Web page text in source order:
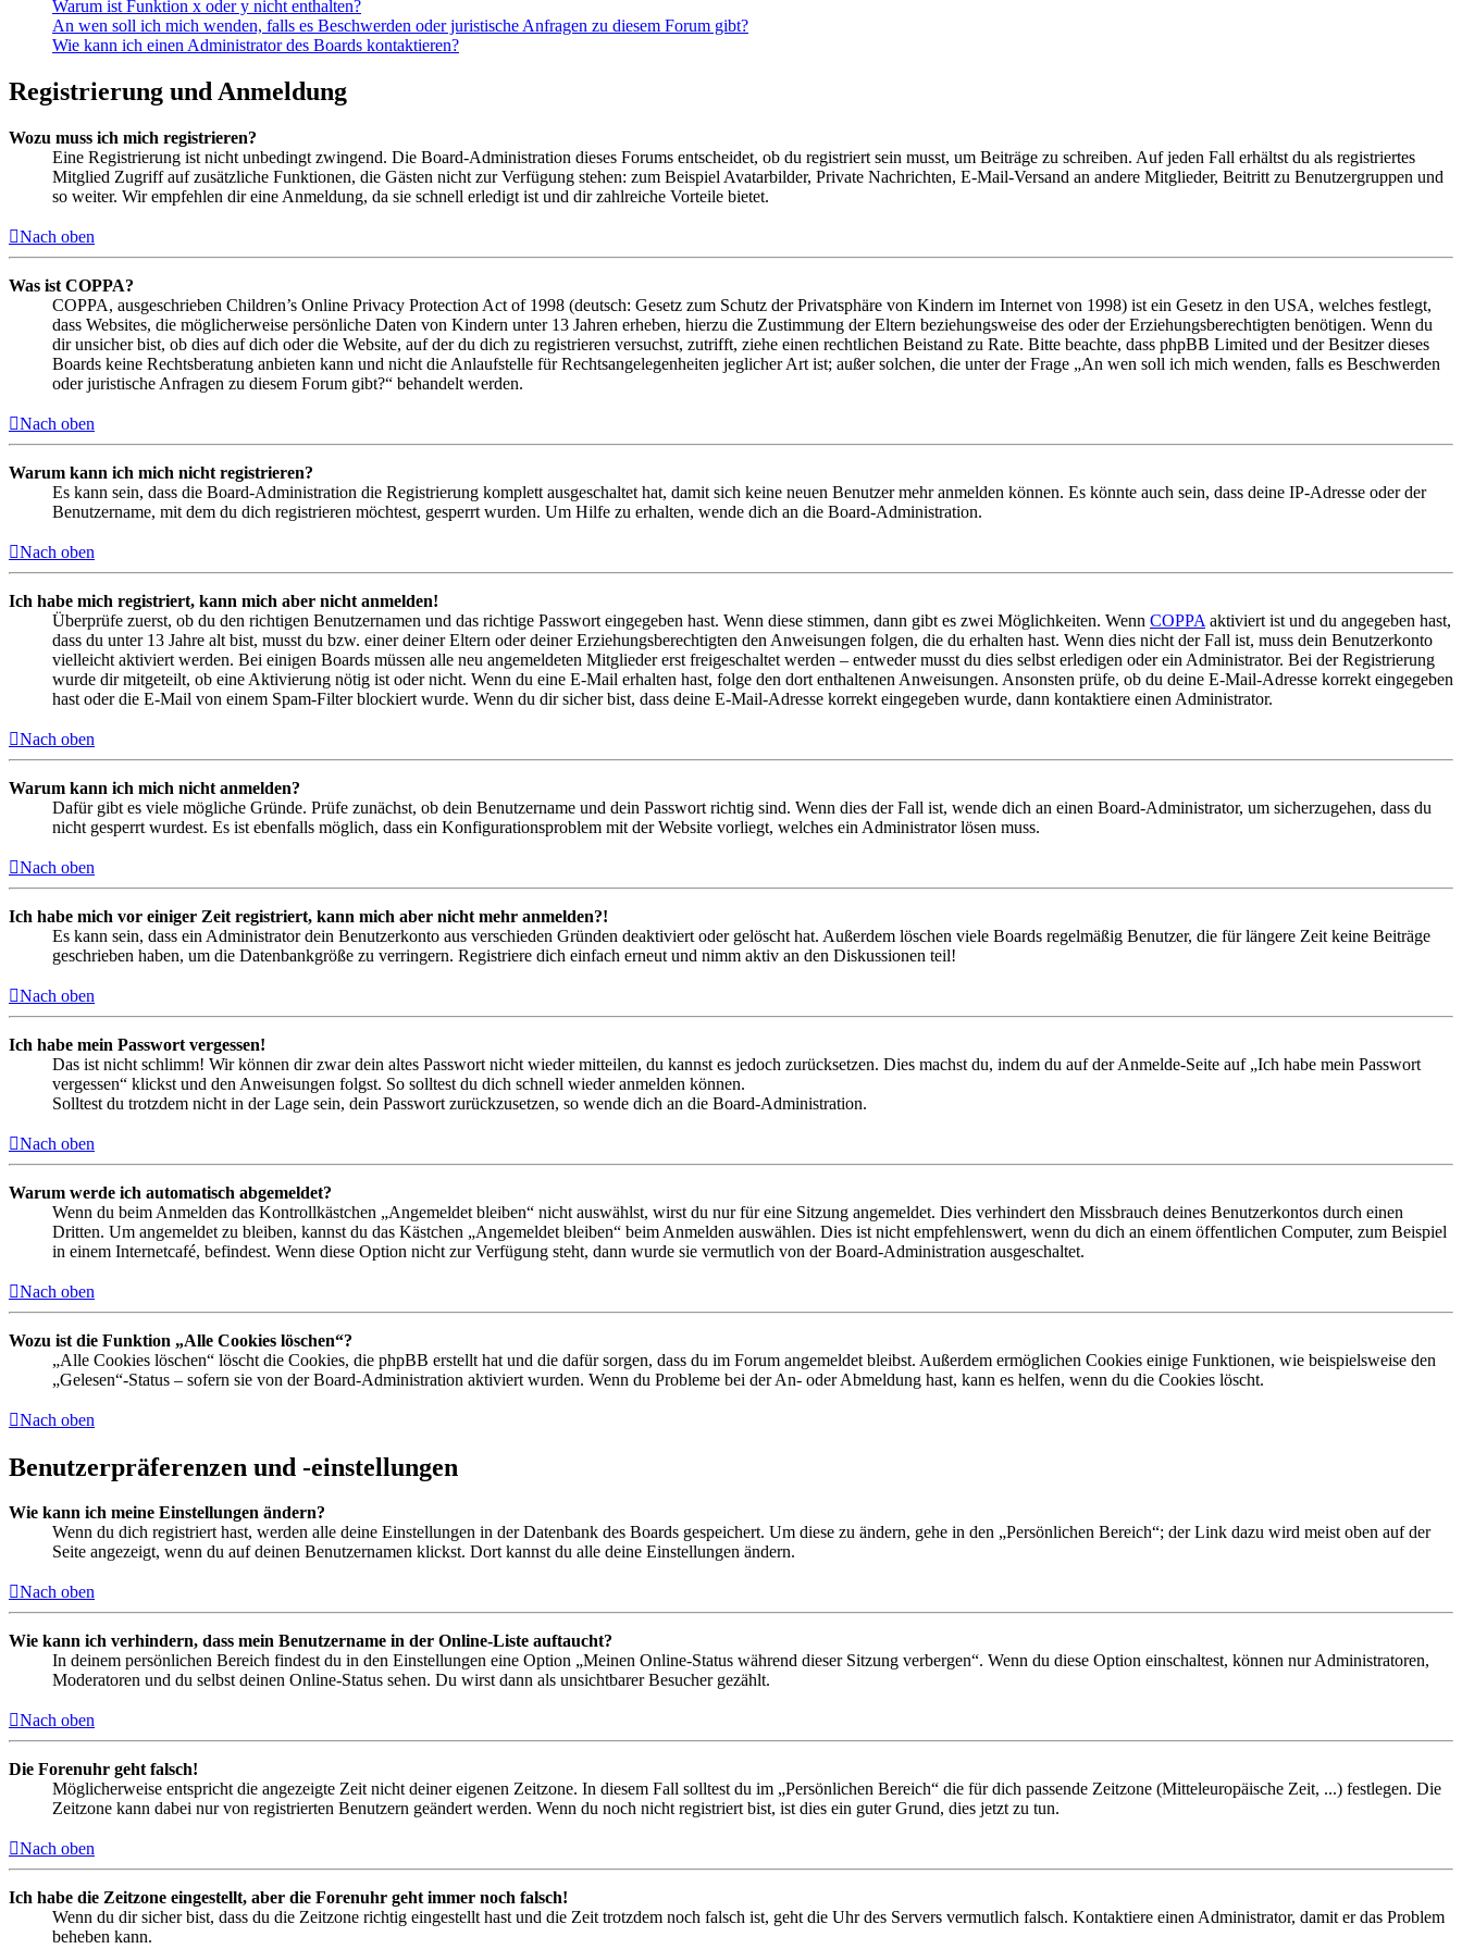
Warum ist Funktion x oder y nicht enthalten?
An wen soll ich mich wenden, falls es Beschwerden oder juristische Anfragen zu diesem Forum gibt?
Wie kann ich einen Administrator des Boards kontaktieren?
Registrierung und Anmeldung
Wozu muss ich mich registrieren?
Eine Registrierung ist nicht unbedingt zwingend. Die Board-Administration dieses Forums entscheidet, ob du registriert sein musst, um Beiträge zu schreiben. Auf jeden Fall erhältst du als registriertes
Mitglied Zugriff auf zusätzliche Funktionen, die Gästen nicht zur Verfügung stehen: zum Beispiel Avatarbilder, Private Nachrichten, E-Mail-Versand an andere Mitglieder, Beitritt zu Benutzergruppen und
so weiter. Wir empfehlen dir eine Anmeldung, da sie schnell erledigt ist und dir zahlreiche Vorteile bietet.
Nach oben
Was ist COPPA?
COPPA, ausgeschrieben Children’s Online Privacy Protection Act of 1998 (deutsch: Gesetz zum Schutz der Privatsphäre von Kindern im Internet von 1998) ist ein Gesetz in den USA, welches festlegt,
dass Websites, die möglicherweise persönliche Daten von Kindern unter 13 Jahren erheben, hierzu die Zustimmung der Eltern beziehungsweise des oder der Erziehungsberechtigten benötigen. Wenn du
dir unsicher bist, ob dies auf dich oder die Website, auf der du dich zu registrieren versuchst, zutrifft, ziehe einen rechtlichen Beistand zu Rate. Bitte beachte, dass phpBB Limited und der Besitzer dieses
Boards keine Rechtsberatung anbieten kann und nicht die Anlaufstelle für Rechtsangelegenheiten jeglicher Art ist; außer solchen, die unter der Frage „An wen soll ich mich wenden, falls es Beschwerden
oder juristische Anfragen zu diesem Forum gibt?“ behandelt werden.
Nach oben
Warum kann ich mich nicht registrieren?
Es kann sein, dass die Board-Administration die Registrierung komplett ausgeschaltet hat, damit sich keine neuen Benutzer mehr anmelden können. Es könnte auch sein, dass deine IP-Adresse oder der
Benutzername, mit dem du dich registrieren möchtest, gesperrt wurden. Um Hilfe zu erhalten, wende dich an die Board-Administration.
Nach oben
Ich habe mich registriert, kann mich aber nicht anmelden!
Überprüfe zuerst, ob du den richtigen Benutzernamen und das richtige Passwort eingegeben hast. Wenn diese stimmen, dann gibt es zwei Möglichkeiten. Wenn COPPA aktiviert ist und du angegeben hast,
dass du unter 13 Jahre alt bist, musst du bzw. einer deiner Eltern oder deiner Erziehungsberechtigten den Anweisungen folgen, die du erhalten hast. Wenn dies nicht der Fall ist, muss dein Benutzerkonto
vielleicht aktiviert werden. Bei einigen Boards müssen alle neu angemeldeten Mitglieder erst freigeschaltet werden – entweder musst du dies selbst erledigen oder ein Administrator. Bei der Registrierung
wurde dir mitgeteilt, ob eine Aktivierung nötig ist oder nicht. Wenn du eine E-Mail erhalten hast, folge den dort enthaltenen Anweisungen. Ansonsten prüfe, ob du deine E-Mail-Adresse korrekt eingegeben
hast oder die E-Mail von einem Spam-Filter blockiert wurde. Wenn du dir sicher bist, dass deine E-Mail-Adresse korrekt eingegeben wurde, dann kontaktiere einen Administrator.
Nach oben
Warum kann ich mich nicht anmelden?
Dafür gibt es viele mögliche Gründe. Prüfe zunächst, ob dein Benutzername und dein Passwort richtig sind. Wenn dies der Fall ist, wende dich an einen Board-Administrator, um sicherzugehen, dass du
nicht gesperrt wurdest. Es ist ebenfalls möglich, dass ein Konfigurationsproblem mit der Website vorliegt, welches ein Administrator lösen muss.
Nach oben
Ich habe mich vor einiger Zeit registriert, kann mich aber nicht mehr anmelden?!
Es kann sein, dass ein Administrator dein Benutzerkonto aus verschieden Gründen deaktiviert oder gelöscht hat. Außerdem löschen viele Boards regelmäßig Benutzer, die für längere Zeit keine Beiträge
geschrieben haben, um die Datenbankgröße zu verringern. Registriere dich einfach erneut und nimm aktiv an den Diskussionen teil!
Nach oben
Ich habe mein Passwort vergessen!
Das ist nicht schlimm! Wir können dir zwar dein altes Passwort nicht wieder mitteilen, du kannst es jedoch zurücksetzen. Dies machst du, indem du auf der Anmelde-Seite auf „Ich habe mein Passwort
vergessen“ klickst und den Anweisungen folgst. So solltest du dich schnell wieder anmelden können.
Solltest du trotzdem nicht in der Lage sein, dein Passwort zurückzusetzen, so wende dich an die Board-Administration.
Nach oben
Warum werde ich automatisch abgemeldet?
Wenn du beim Anmelden das Kontrollkästchen „Angemeldet bleiben“ nicht auswählst, wirst du nur für eine Sitzung angemeldet. Dies verhindert den Missbrauch deines Benutzerkontos durch einen
Dritten. Um angemeldet zu bleiben, kannst du das Kästchen „Angemeldet bleiben“ beim Anmelden auswählen. Dies ist nicht empfehlenswert, wenn du dich an einem öffentlichen Computer, zum Beispiel
in einem Internetcafé, befindest. Wenn diese Option nicht zur Verfügung steht, dann wurde sie vermutlich von der Board-Administration ausgeschaltet.
Nach oben
Wozu ist die Funktion „Alle Cookies löschen“?
„Alle Cookies löschen“ löscht die Cookies, die phpBB erstellt hat und die dafür sorgen, dass du im Forum angemeldet bleibst. Außerdem ermöglichen Cookies einige Funktionen, wie beispielsweise den
„Gelesen“-Status – sofern sie von der Board-Administration aktiviert wurden. Wenn du Probleme bei der An- oder Abmeldung hast, kann es helfen, wenn du die Cookies löscht.
Nach oben
Benutzerpräferenzen und -einstellungen
Wie kann ich meine Einstellungen ändern?
Wenn du dich registriert hast, werden alle deine Einstellungen in der Datenbank des Boards gespeichert. Um diese zu ändern, gehe in den „Persönlichen Bereich“; der Link dazu wird meist oben auf der
Seite angezeigt, wenn du auf deinen Benutzernamen klickst. Dort kannst du alle deine Einstellungen ändern.
Nach oben
Wie kann ich verhindern, dass mein Benutzername in der Online-Liste auftaucht?
In deinem persönlichen Bereich findest du in den Einstellungen eine Option „Meinen Online-Status während dieser Sitzung verbergen“. Wenn du diese Option einschaltest, können nur Administratoren,
Moderatoren und du selbst deinen Online-Status sehen. Du wirst dann als unsichtbarer Besucher gezählt.
Nach oben
Die Forenuhr geht falsch!
Möglicherweise entspricht die angezeigte Zeit nicht deiner eigenen Zeitzone. In diesem Fall solltest du im „Persönlichen Bereich“ die für dich passende Zeitzone (Mitteleuropäische Zeit, ...) festlegen. Die
Zeitzone kann dabei nur von registrierten Benutzern geändert werden. Wenn du noch nicht registriert bist, ist dies ein guter Grund, dies jetzt zu tun.
Nach oben
Ich habe die Zeitzone eingestellt, aber die Forenuhr geht immer noch falsch!
Wenn du dir sicher bist, dass du die Zeitzone richtig eingestellt hast und die Zeit trotzdem noch falsch ist, geht die Uhr des Servers vermutlich falsch. Kontaktiere einen Administrator, damit er das Problem
beheben kann.